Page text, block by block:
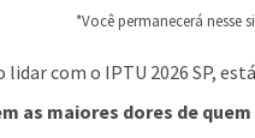
*Você permanecerá nesse
com o IPTU 2026 SP,
as maiores dores de